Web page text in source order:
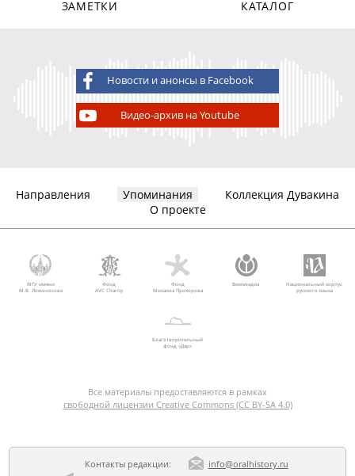
ЗАМЕТКИ
КАТАЛОГ
Новости и анонсы в Facebook
Видео-архив на Youtube
Направления Упоминания
Коллекция Дувакина
О проекте
МГУ имени
М.В. Ломоносова
Фонд
AVC Charity
Фонд
Михаила Прохорова
Викимедиа
Национальный корпус
русского языка
Благотворительный
фонд «Дар»
Все материалы предоставляются в рамках
свободной лицензии Creative Commons (CC BY-SA 4.0)
Контакты редакции:
info@oralhistory.ru